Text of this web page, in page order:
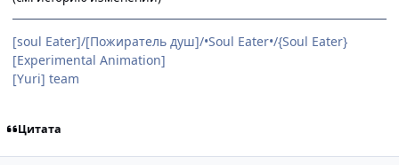
[soul Eater]/[Пожиратель душ]/•Soul Eater•/{Soul Eater}
[Experimental Animation]
[Yuri] team
Цитата